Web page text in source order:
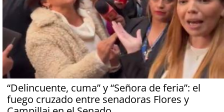
“Delincuente, cuma” y “Señora de feria”: el
fuego cruzado entre senadoras Flores y